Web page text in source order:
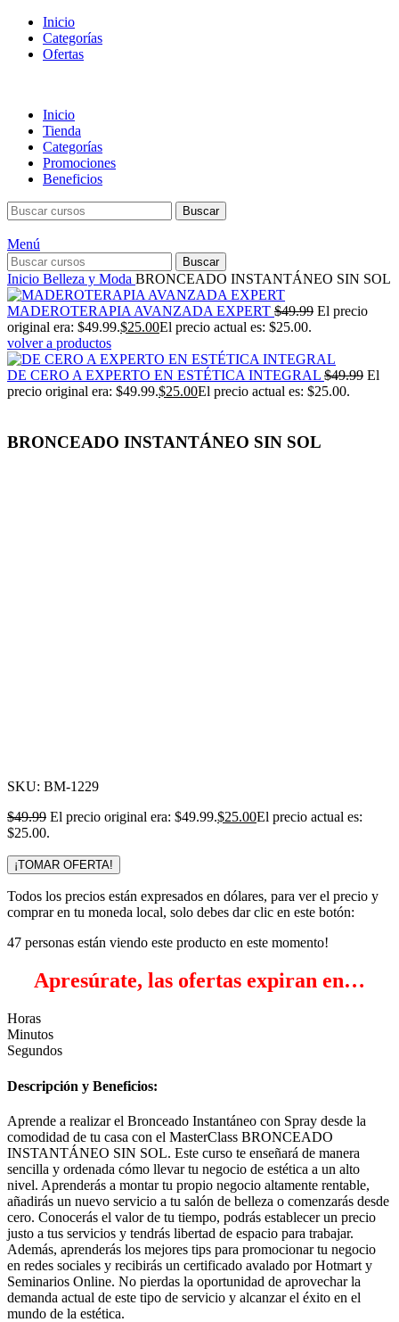
Inicio
Categorías
Ofertas
Inicio
Tienda
Categorías
Promociones
Beneficios
Buscar
Menú
Buscar
Inicio Belleza y Moda BRONCEADO INSTANTÁNEO SIN SOL
MADEROTERAPIA AVANZADA EXPERT $49.99 El precio
original era: $49.99.$25.00El precio actual es: $25.00.
volver a productos
DE CERO A EXPERTO EN ESTÉTICA INTEGRAL $49.99 El
precio original era: $49.99.$25.00El precio actual es: $25.00.
BRONCEADO INSTANTÁNEO SIN SOL
SKU: BM-1229
$49.99 El precio original era: $49.99.$25.00El precio actual es:
$25.00.
¡TOMAR OFERTA!
Todos los precios están expresados en dólares, para ver el precio y
comprar en tu moneda local, solo debes dar clic en este botón:
47 personas están viendo este producto en este momento!
Apresúrate, las ofertas expiran en…
Horas
Minutos
Segundos
Descripción y Beneficios:
Aprende a realizar el Bronceado Instantáneo con Spray desde la
comodidad de tu casa con el MasterClass BRONCEADO
INSTANTÁNEO SIN SOL. Este curso te enseñará de manera
sencilla y ordenada cómo llevar tu negocio de estética a un alto
nivel. Aprenderás a montar tu propio negocio altamente rentable,
añadirás un nuevo servicio a tu salón de belleza o comenzarás desde
cero. Conocerás el valor de tu tiempo, podrás establecer un precio
justo a tus servicios y tendrás libertad de espacio para trabajar.
Además, aprenderás los mejores tips para promocionar tu negocio
en redes sociales y recibirás un certificado avalado por Hotmart y
Seminarios Online. No pierdas la oportunidad de aprovechar la
demanda actual de este tipo de servicio y alcanzar el éxito en el
mundo de la estética.